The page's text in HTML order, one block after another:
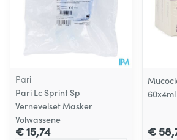
Pari
Pari Lc Sprint Sp
Vernevelset Masker
Volwassene
€ 15,74
60x4ml
€